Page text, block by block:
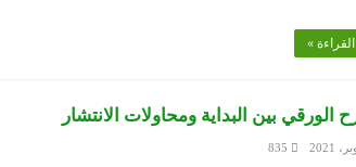
»
الورقي بين البداية ومحاولات الانتشار
835